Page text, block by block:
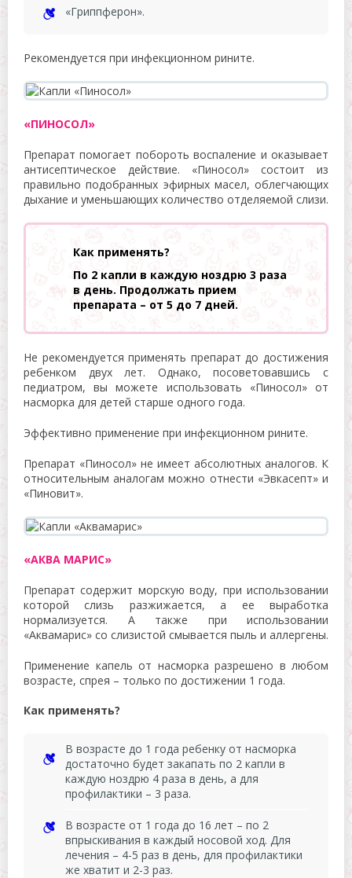
«Гриппферон».
Рекомендуется при инфекционном рините.
«ПИНОСОЛ»
Препарат помогает побороть воспаление и оказывает
антисептическое действие. «Пиносол» состоит из
правильно подобранных эфирных масел, облегчающих
дыхание и уменьшающих количество отделяемой слизи.
Как применять?
По 2 капли в каждую ноздрю 3 раза
в день. Продолжать прием
препарата – от 5 до 7 дней.
Не рекомендуется применять препарат до достижения
ребенком двух лет. Однако, посоветовавшись с
педиатром, вы можете использовать «Пиносол» от
насморка для детей старше одного года.
Эффективно применение при инфекционном рините.
Препарат «Пиносол» не имеет абсолютных аналогов. К
относительным аналогам можно отнести «Эвкасепт» и
«Пиновит».
«АКВА МАРИС»
Препарат содержит морскую воду, при использовании
которой слизь разжижается, а ее выработка
нормализуется. А также при использовании
«Аквамарис» со слизистой смывается пыль и аллергены.
Применение капель от насморка разрешено в любом
возрасте, спрея – только по достижении 1 года.
Как применять?
В возрасте до 1 года ребенку от насморка
достаточно будет закапать по 2 капли в
каждую ноздрю 4 раза в день, а для
профилактики – 3 раза.
В возрасте от 1 года до 16 лет – по 2
впрыскивания в каждый носовой ход. Для
лечения – 4-5 раз в день, для профилактики
же хватит и 2-3 раз.